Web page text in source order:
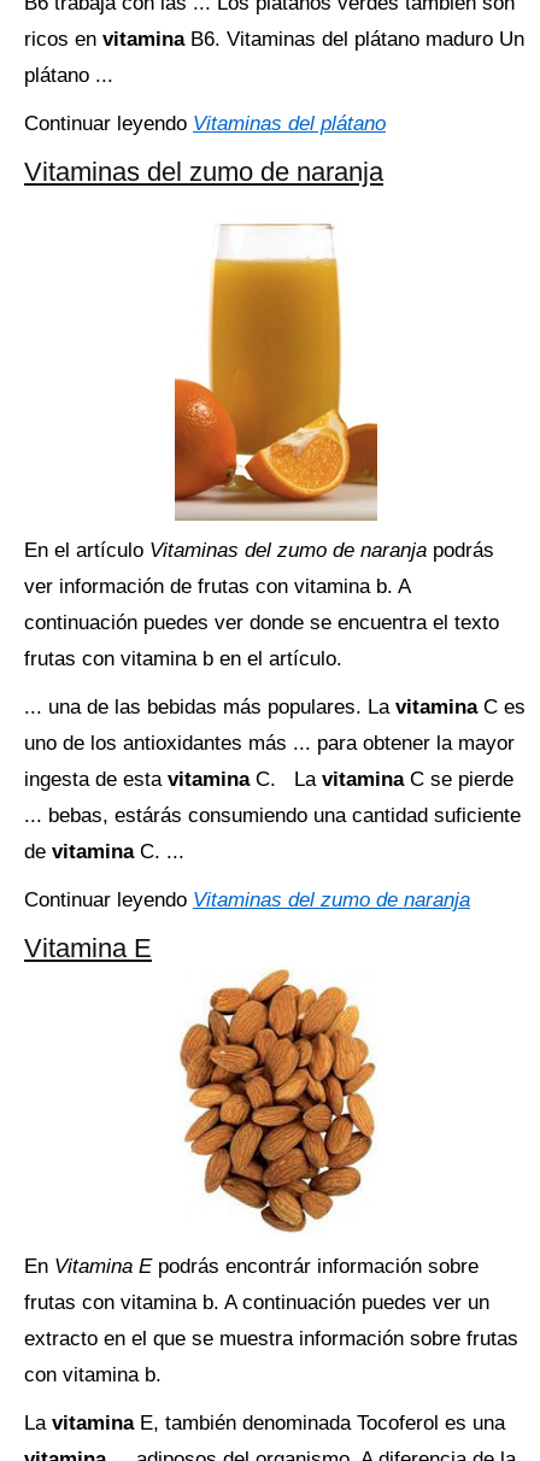
ricos en vitamina B6. Vitaminas del plátano maduro Un
plátano ...
Continuar leyendo Vitaminas del plátano
Vitaminas del zumo de naranja
En el artículo Vitaminas del zumo de naranja podrás
ver información de frutas con vitamina b. A
continuación puedes ver donde se encuentra el texto
frutas con vitamina b en el artículo.
... una de las bebidas más populares. La vitamina C es
uno de los antioxidantes más ... para obtener la mayor
ingesta de esta vitamina C. La vitamina C se pierde
... bebas, estárás consumiendo una cantidad suficiente
de vitamina C. ...
Continuar leyendo Vitaminas del zumo de naranja
Vitamina E
En Vitamina Epodrás encontrár información sobre
frutas con vitamina b. A continuación puedes ver un
extracto en el que se muestra información sobre frutas
con vitamina b.
La vitamina E, también denominada Tocoferol es una